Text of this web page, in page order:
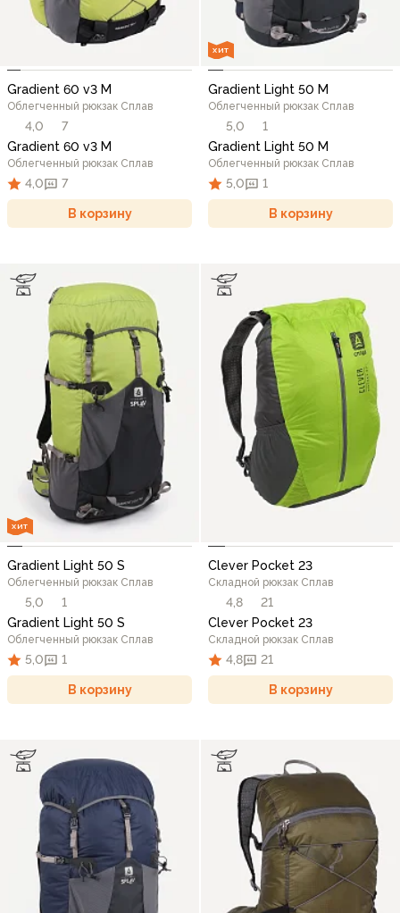
Gradient 60 v3 M
Облегченный рюкзак Сплав
4,0
7
Gradient 60 v3 M
Облегченный рюкзак Сплав
4,0 7
В корзину
ХИТ
Gradient Light 50 M
Облегченный рюкзак Сплав
5,0
1
Gradient Light 50 M
Облегченный рюкзак Сплав
5,0 1
В корзину
ХИТ
Gradient Light 50 S
Облегченный рюкзак Сплав
5,0
1
Gradient Light 50 S
Облегченный рюкзак Сплав
5,0 1
В корзину
Clever Pocket 23
Складной рюкзак Сплав
4,8
21
Clever Pocket 23
Складной рюкзак Сплав
4,8 21
В корзину